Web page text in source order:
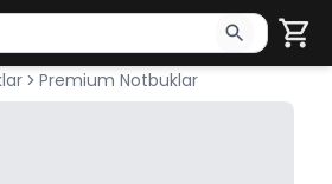
azı 2 simvol yazın. Göndərmək
Premium Notbuklar